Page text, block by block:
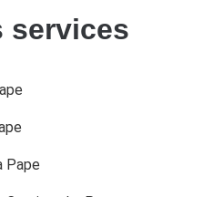
services
Pape